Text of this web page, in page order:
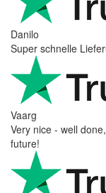
Danilo
Super schnelle
Vaarg
Very nice - well
future!